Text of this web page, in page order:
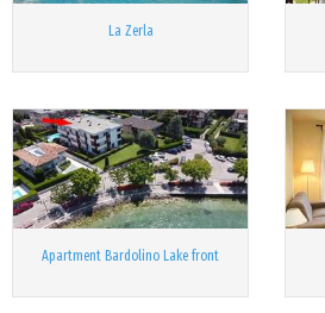
La Zerla
Apartment Bardolino Lake front